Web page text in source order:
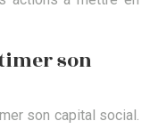
son
son capital social.